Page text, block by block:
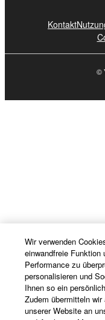
Kontakt
©
Wir verwenden
einwandfreie Funktion
Performance zu
personalisieren und
Ihnen so ein
Zudem übermitteln
unserer Website an